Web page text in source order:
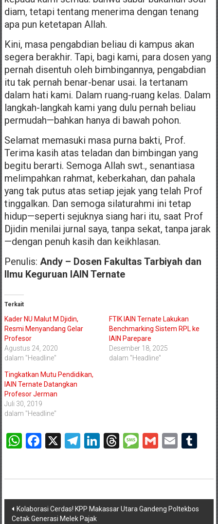
diam, tetapi tentang menerima dengan tenang
apa pun ketetapan Allah.
Kini, masa pengabdian beliau di kampus akan
segera berakhir. Tapi, bagi kami, para dosen yang
pernah disentuh oleh bimbingannya, pengabdian
itu tak pernah benar-benar usai. Ia tertanam
dalam hati kami. Dalam ruang-ruang kelas. Dalam
langkah-langkah kami yang dulu pernah beliau
permudah—bahkan hanya di bawah pohon.
Selamat memasuki masa purna bakti, Prof.
Terima kasih atas teladan dan bimbingan yang
begitu berarti. Semoga Allah swt., senantiasa
melimpahkan rahmat, keberkahan, dan pahala
yang tak putus atas setiap jejak yang telah Prof
tinggalkan. Dan semoga silaturahmi ini tetap
hidup—seperti sejuknya siang hari itu, saat Prof
Djidin menilai jurnal saya, tanpa sekat, tanpa jarak
—dengan penuh kasih dan keikhlasan.
Penulis: Andy – Dosen Fakultas Tarbiyah dan
Ilmu Keguruan IAIN Ternate
Terkait
Kader NU Malut M Djidin,
Resmi Menyandang Gelar
Profesor
Agustus 24, 2020
dalam "Headline"
FTIK IAIN Ternate Lakukan
Benchmarking Sistem RPL ke
IAIN Parepare
Desember 18, 2025
dalam "Headline"
Tingkatkan Mutu Pendidikan,
IAIN Ternate Datangkan
Profesor Jerman
Juli 30, 2019
dalam "Headline"
WhatsApp
Facebook
X Telegram
LinkedIn
Threads
Message
Gmail
Email
Navigasi
Kolaborasi Cerdas! KPP Makassar Utara Gandeng Poltekbos
Cetak Generasi Melek Pajak